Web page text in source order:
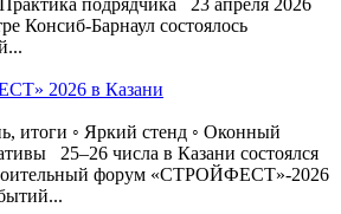
Консиб-Барнаул состоялось
2026 в Казани
итоги ◦ Яркий стенд ◦ Оконный
25–26 числа в Казани состоялся
форум «СТРОЙФЕСТ»-2026